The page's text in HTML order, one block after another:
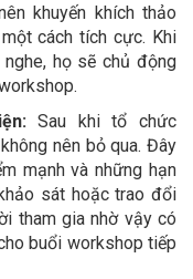
khuyến khích thảo
cách tích cực. Khi
họ sẽ chủ động
Sau khi tổ chức
nên bỏ qua. Đây
mạnh và những hạn
sát hoặc trao đổi
tham gia nhờ vậy có
buổi workshop tiếp